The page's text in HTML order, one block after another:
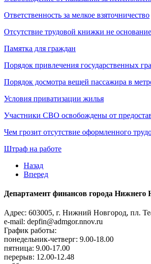
Ответственность за мелкое взяточничество
Отсутствие трудовой книжки не
Памятка для граждан
Порядок привлечения государственных
Порядок досмотра вещей пассажира в
Условия приватизации жилья
Участники СВО освобождены от
Чем грозит отсутствие оформленного
Штраф на работе
Назад
Вперед
Департамент финансов города Нижнего
Адрес: 603005, г. Нижний Новгород, пл.
e-mail: depfin@admgor.nnov.ru
График работы:
понедельник-четверг: 9.00-18.00
пятница: 9.00-17.00
перерыв: 12.00-12.48